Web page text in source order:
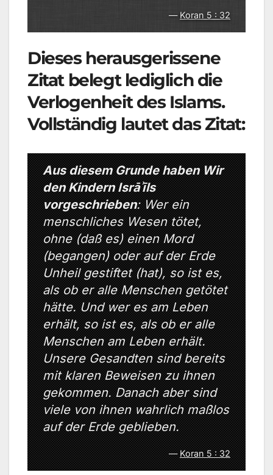
Koran 5 : 32
Dieses herausgerissene
Zitat belegt lediglich die
Verlogenheit des Islams.
Vollständig lautet das Zitat:
Aus diesem Grunde haben Wir
den Kindern Isrāʾīls
vorgeschrieben: Wer ein
menschliches Wesen tötet,
ohne (daß es) einen Mord
(begangen) oder auf der Erde
Unheil gestiftet (hat), so ist es,
als ob er alle Menschen getötet
hätte. Und wer es am Leben
erhält, so ist es, als ob er alle
Menschen am Leben erhält.
Unsere Gesandten sind bereits
mit klaren Beweisen zu ihnen
gekommen. Danach aber sind
viele von ihnen wahrlich maßlos
auf der Erde geblieben.
Koran 5 : 32